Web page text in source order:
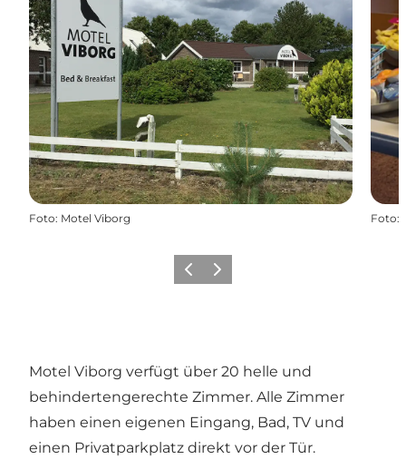
Foto: Motel Viborg Foto:
ZurückWeiter
Motel Viborg verfügt über 20 helle und
behindertengerechte Zimmer. Alle Zimmer
haben einen eigenen Eingang, Bad, TV und
einen Privatparkplatz direkt vor der Tür.